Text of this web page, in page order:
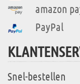
amazon
PayPal
Snel-bestellen